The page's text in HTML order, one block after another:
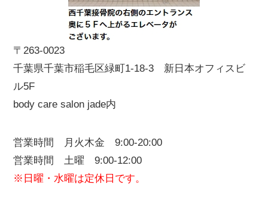
〒263-0023
千葉県千葉市稲毛区緑町1-18-3 新日本オフィスビ
ル5F
body care salon jade内
営業時間 月火木金 9:00-20:00
営業時間 土曜 9:00-12:00
※日曜・水曜は定休日です。